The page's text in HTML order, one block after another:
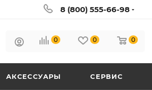
8 (800) 555-66-98
0 0 0
АКСЕССУАРЫ СЕРВИС